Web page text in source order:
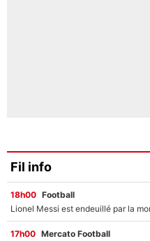
Fil info
18h00 Football
17h00 Mercato Football